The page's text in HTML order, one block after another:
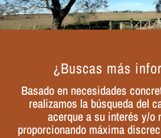
¿Buscas más
Basado en necesidades
realizamos la búsqueda del
acerque a su interés y/o
proporcionando máxima